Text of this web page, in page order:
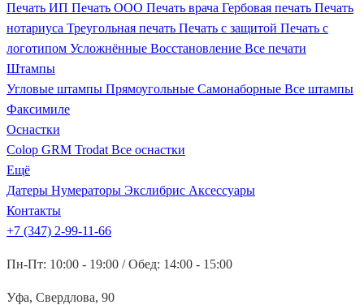
Печать ИП Печать ООО Печать врача Гербовая печать Печать
нотариуса Треугольная печать Печать с защитой Печать с
логотипом Усложнённые Восстановление Все печати
Штампы
Угловые штампы Прямоугольные Самонаборные Все штампы
Факсимиле
Оснастки
Colop GRM Trodat Все оснастки
Ещё
Датеры Нумераторы Экслибрис Аксессуары
Контакты
+7 (347) 2-99-11-66
Пн-Пт: 10:00 - 19:00 / Обед: 14:00 - 15:00
Уфа, Свердлова, 90